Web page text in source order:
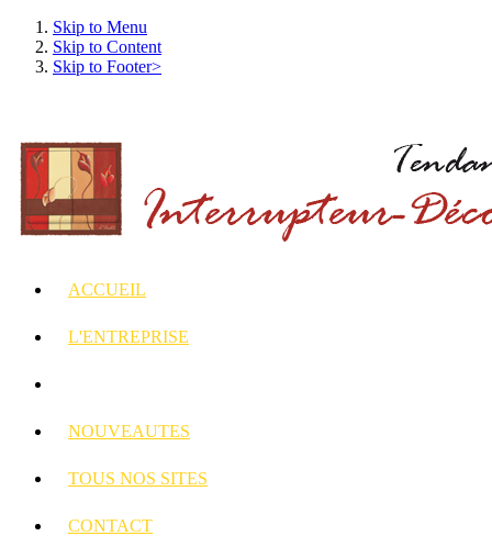
Skip to Menu
Skip to Content
Skip to Footer>
ACCUEIL
L'ENTREPRISE
NOUVEAUTES
TOUS NOS SITES
CONTACT